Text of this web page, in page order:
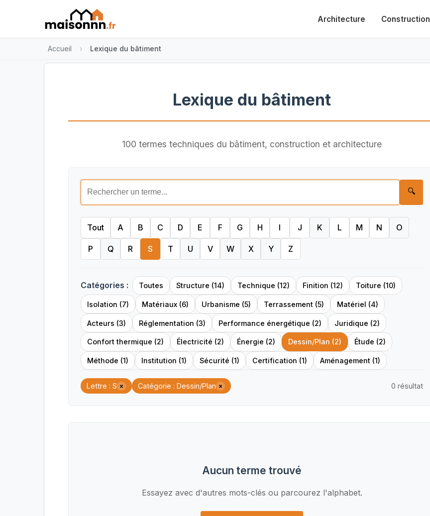
Architecture Construction
Accueil Lexique du bâtiment
Lexique du bâtiment
100 termes techniques du bâtiment, construction et architecture
🔍
Tout A B C D E F G H I J K L M N O
P Q R S T U V W X Y Z
Catégories : Toutes Structure (14) Technique (12) Finition (12) Toiture (10)
Isolation (7) Matériaux (6) Urbanisme (5) Terrassement (5) Matériel (4)
Acteurs (3) Réglementation (3) Performance énergétique (2) Juridique (2)
Confort thermique (2) Électricité (2) Énergie (2) Dessin/Plan (2) Étude (2)
Méthode (1) Institution (1) Sécurité (1) Certification (1) Aménagement (1)
Lettre : S × Catégorie : Dessin/Plan × 0 résultat
Aucun terme trouvé
Essayez avec d'autres mots-clés ou parcourez l'alphabet.